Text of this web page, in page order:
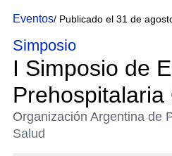
Eventos/ Publicado el 31 de
Simposio
I Simposio de
Prehospitalaria
Organización Argentina de
Salud